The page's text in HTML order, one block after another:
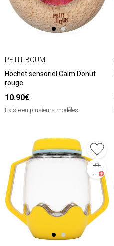
PETIT BOUM
Hochet sensoriel Calm Donut
rouge
10.90€
Existe en plusieurs modèles